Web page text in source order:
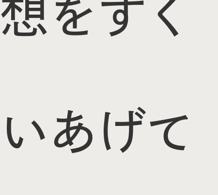
想をすく
いあげて